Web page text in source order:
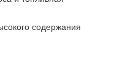
содержания